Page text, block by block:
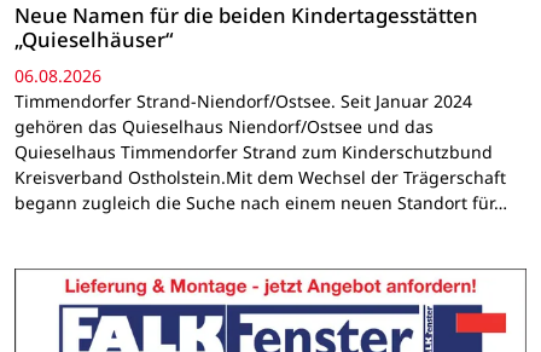
Neue Namen für die beiden Kindertagesstätten
„Quieselhäuser“
06.08.2026
Timmendorfer Strand-Niendorf/Ostsee. Seit Januar 2024
gehören das Quieselhaus Niendorf/Ostsee und das
Quieselhaus Timmendorfer Strand zum Kinderschutzbund
Kreisverband Ostholstein.Mit dem Wechsel der Trägerschaft
begann zugleich die Suche nach einem neuen Standort für…